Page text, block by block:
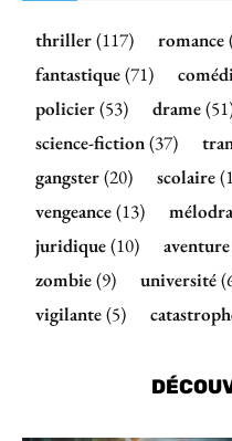
thriller(117) romance
fantastique(71)
policier(53) drame
science-fiction(37)
gangster(20) scolaire
vengeance(13)
juridique(10) aventure
zombie(9) université
vigilante(5)